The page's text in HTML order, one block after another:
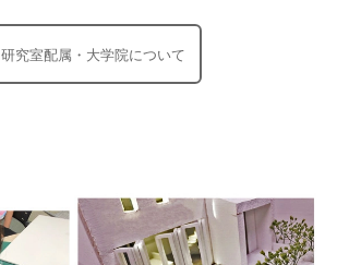
研究室配属・大学院について